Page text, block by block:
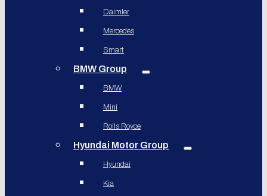
Daimler
Mercedes
Smart
BMW Group
BMW
Mini
Rolls Royce
Hyundai Motor Group
Hyundai
Kia